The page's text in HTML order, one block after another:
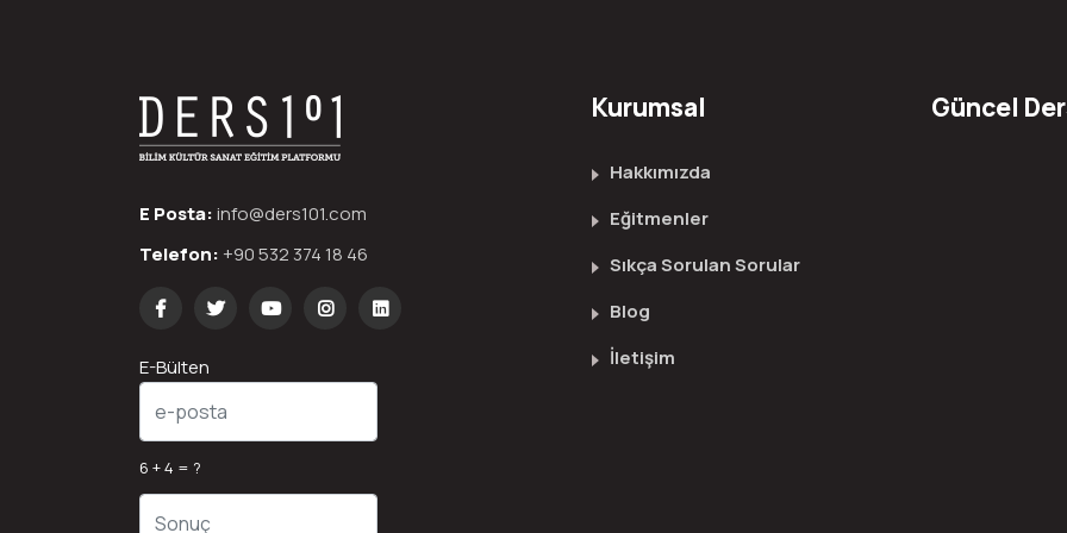
E Posta:info@ders101.com
Telefon: +90 532 374 18 46
E-Bülten
6 + 4 = ?
Kurumsal
Hakkımızda
Eğitmenler
Sıkça Sorulan Sorular
Blog
İletişim
Güncel